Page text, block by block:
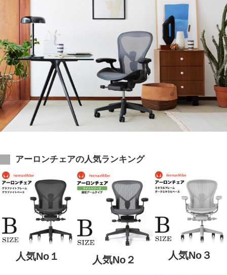
アーロンチェアの人気ランキング
人気No１ 人気No２ 人気No３